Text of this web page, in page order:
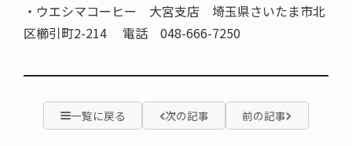
・ウエシマコーヒー 大宮支店 埼玉県さいたま市北
区櫛引町2-214 電話 048-666-7250
一覧に戻る 次の記事 前の記事